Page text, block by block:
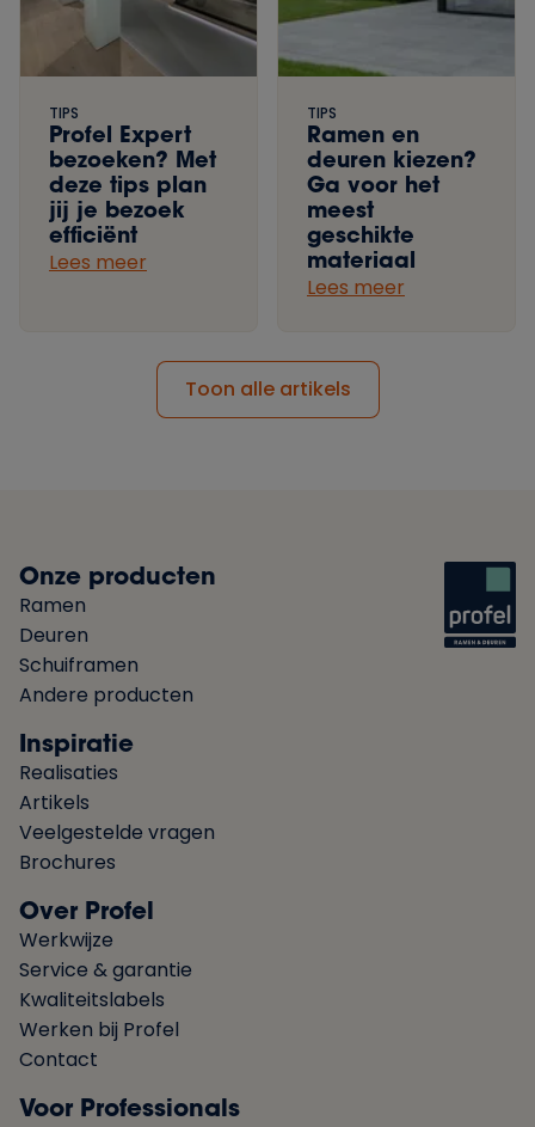
TIPS
Profel Expert
bezoeken? Met
deze tips plan
jij je bezoek
efficiënt
Lees meer
TIPS
Ramen en
deuren kiezen?
Ga voor het
meest
geschikte
materiaal
Lees meer
Toon alle artikels
Onze producten
Ramen
Deuren
Schuiframen
Andere producten
Inspiratie
Realisaties
Artikels
Veelgestelde vragen
Brochures
Over Profel
Werkwijze
Service & garantie
Kwaliteitslabels
Werken bij Profel
Contact
Voor Professionals